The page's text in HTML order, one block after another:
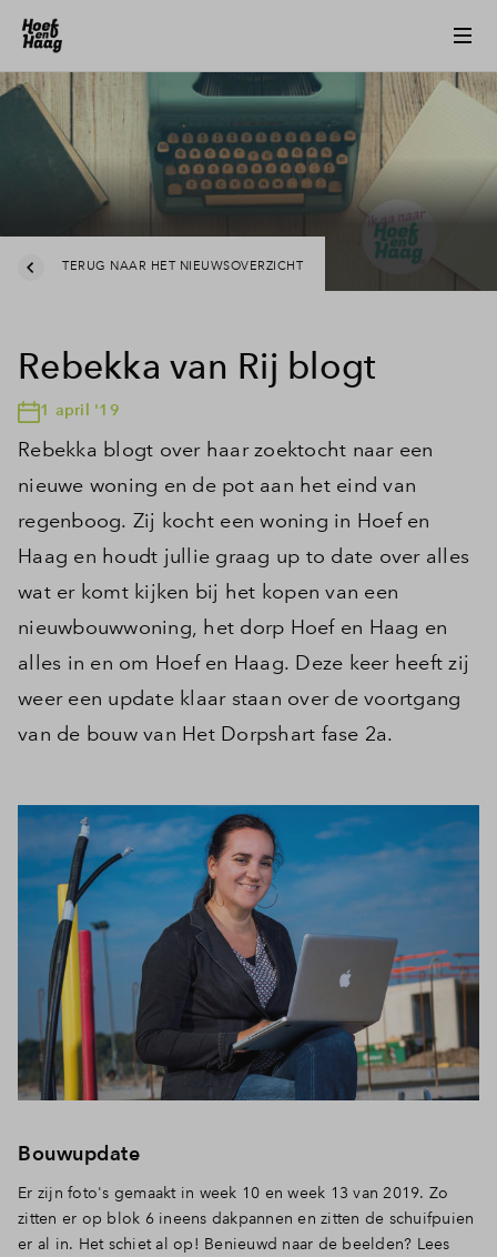
Inloggen
TERUG NAAR HET NIEUWSOVERZICHT
Rebekka van Rij blogt
1 april '19
Rebekka blogt over haar zoektocht naar een
nieuwe woning en de pot aan het eind van
regenboog. Zij kocht een woning in Hoef en
Haag en houdt jullie graag up to date over alles
wat er komt kijken bij het kopen van een
nieuwbouwwoning, het dorp Hoef en Haag en
alles in en om Hoef en Haag. Deze keer heeft zij
weer een update klaar staan over de voortgang
van de bouw van Het Dorpshart fase 2a.
Bouwupdate
Er zijn foto's gemaakt in week 10 en week 13 van 2019. Zo
zitten er op blok 6 ineens dakpannen en zitten de schuifpuien
er al in. Het schiet al op! Benieuwd naar de beelden? Lees